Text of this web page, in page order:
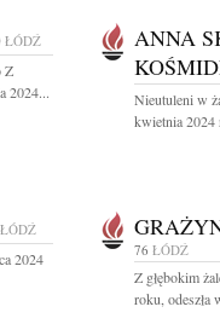
ŁÓDŹ
Z
2024...
ANNA
Nieutuleni w
kwietnia 2024
ŁÓDŹ
2024
76 ŁÓDŹ
Z głębokim
roku, odeszła